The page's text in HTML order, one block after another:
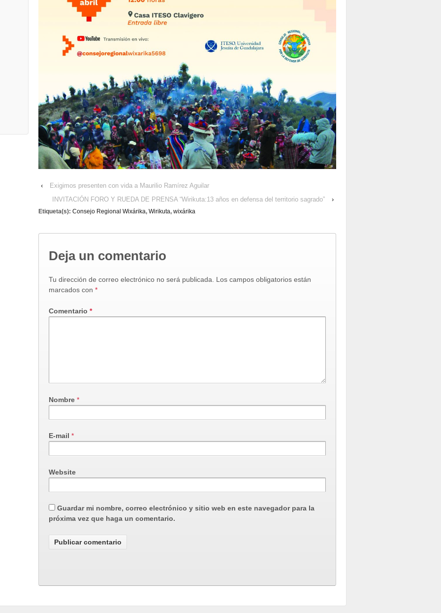
‹
Exigimos presenten con vida a Maurilio Ramírez Aguilar
INVITACIÓN FORO Y RUEDA DE PRENSA “Wirikuta:13 años en defensa del territorio sagrado”
›
Etiqueta(s): Consejo Regional Wixárika, Wirikuta, wixárika
Deja un comentario
Tu dirección de correo electrónico no será publicada.
Los campos obligatorios están
marcados con *
Comentario *
Nombre *
E-mail *
Website
Guardar mi nombre, correo electrónico y sitio web en este navegador para la
próxima vez que haga un comentario.